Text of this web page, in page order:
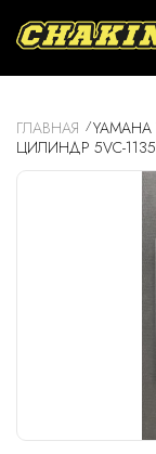
ГЛАВНАЯ
ЦИЛИНДР 5VC-